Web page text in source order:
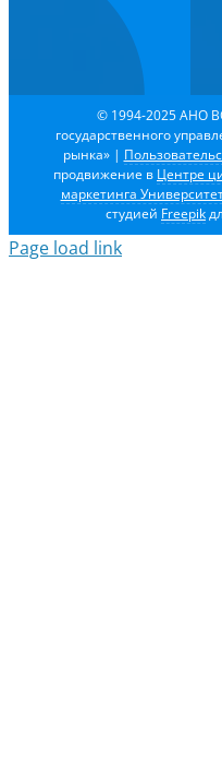
© 1994-2025 АНО
государственного
рынка» |
продвижение в Центре
маркетинга
студией Freepik
Page load link